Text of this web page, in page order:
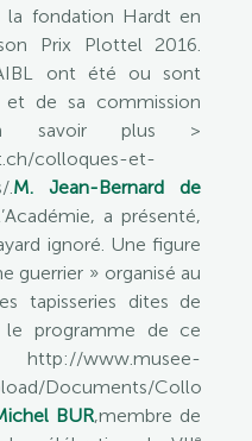
la fondation Hardt en
Prix Plottel 2016.
ont été ou sont
de sa commission
savoir plus >
colloques-et-
.M. Jean-Bernard de
a présenté,
ignoré. Une figure
guerrier » organisé au
tapisseries dites de
le programme de ce
www.musee-
Documents/
BUR,membre de